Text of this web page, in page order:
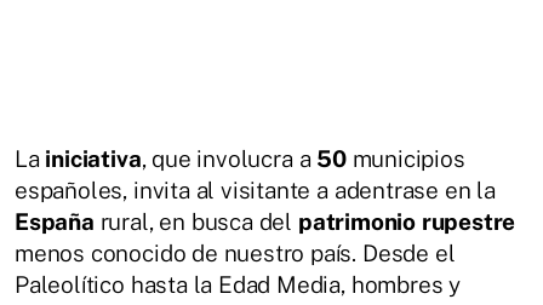
La iniciativa, que involucra a 50municipios
españoles, invita al visitante a adentrase en la
España rural, en busca del patrimonio rupestre
menos conocido de nuestro país. Desde el
Paleolítico hasta la Edad Media, hombres y